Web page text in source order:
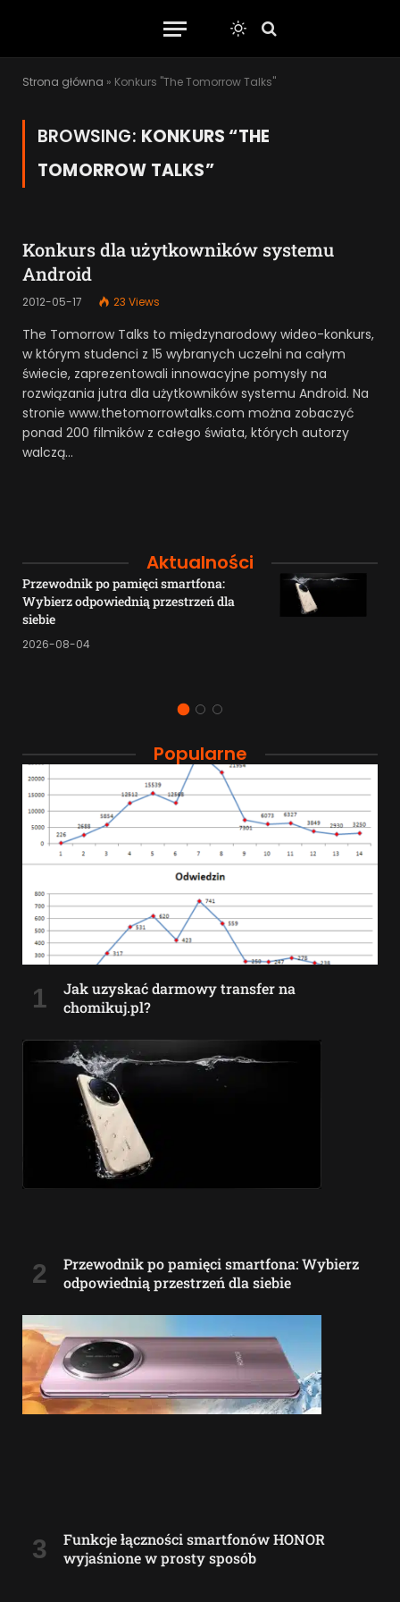
Strona główna » Konkurs "The Tomorrow Talks"
BROWSING: KONKURS “THE
TOMORROW TALKS”
Konkurs dla użytkowników systemu
Android
2012-05-17 23 Views
The Tomorrow Talks to międzynarodowy wideo-konkurs,
w którym studenci z 15 wybranych uczelni na całym
świecie, zaprezentowali innowacyjne pomysły na
rozwiązania jutra dla użytkowników systemu Android. Na
stronie www.thetomorrowtalks.com można zobaczyć
ponad 200 filmików z całego świata, których autorzy
walczą…
Aktualności
Przewodnik po pamięci smartfona:
Wybierz odpowiednią przestrzeń dla
siebie
2026-08-04
Popularne
Jak uzyskać darmowy transfer na
chomikuj.pl?
Przewodnik po pamięci smartfona: Wybierz
odpowiednią przestrzeń dla siebie
Funkcje łączności smartfonów HONOR
wyjaśnione w prosty sposób